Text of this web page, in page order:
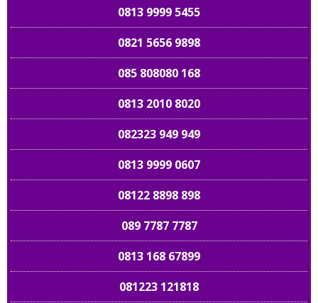
0813 9999 5455
0821 5656 9898
085 808080 168
0813 2010 8020
082323 949 949
0813 9999 0607
08122 8898 898
089 7787 7787
0813 168 67899
081223 121818